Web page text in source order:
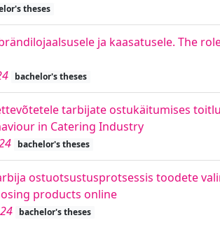
theses
ja kaasatusele. The
bachelor's theses
tarbijate ostukäitumises
in Catering Industry
bachelor's theses
ostuotsustusprotsessis toodete
products online
bachelor's theses